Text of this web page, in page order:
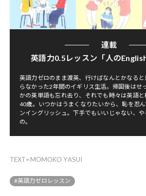
連載
英語力0.5レッスン「人の
英語力ゼロのまま渡英、行けばなんとかなる
らなかった2年間のイギリス生活。帰国後はせ
かの英単語も忘れ去り、それでも時々は英語と
40歳。いつかはうまくなりたいから、恥を忍
ンイングリッシュ。下手でもいいじゃない、
の。
TEXT=MOMOKO YASUI
#英語力ゼロレッスン